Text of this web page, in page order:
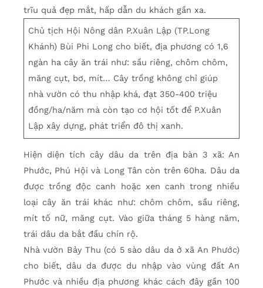
trĩu quả đẹp mắt, hấp dẫn du khách gần xa.
Chủ tịch Hội Nông dân P.Xuân Lập (TP.Long
Khánh) Bùi Phi Long cho biết, địa phương có 1,6
ngàn ha cây ăn trái như: sầu riêng, chôm chôm,
măng cụt, bơ, mít… Cây trồng không chỉ giúp
nhà vườn có thu nhập khá, đạt 350-400 triệu
đồng/ha/năm mà còn tạo cơ hội tốt để P.Xuân
Lập xây dựng, phát triển đô thị xanh.
Hiện diện tích cây dâu da trên địa bàn 3 xã: An
Phước, Phú Hội và Long Tân còn trên 60ha. Dâu da
được trồng độc canh hoặc xen canh trong nhiều
loại cây ăn trái khác như: chôm chôm, sầu riêng,
mít tố nữ, măng cụt. Vào giữa tháng 5 hàng năm,
trái dâu da bắt đầu chín rộ.
Nhà vườn Bảy Thu (có 5 sào dâu da ở xã An Phước)
cho biết, dâu da được du nhập vào vùng đất An
Phước và nhiều địa phương khác cách đây gần 100